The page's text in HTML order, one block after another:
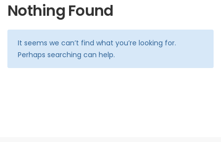
Nothing Found
It seems we can’t find what you’re looking for.
Perhaps searching can help.